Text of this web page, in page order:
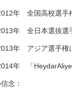
年 全国高校選
年 全日本選抜選
年 アジア選手権
年 「
念：